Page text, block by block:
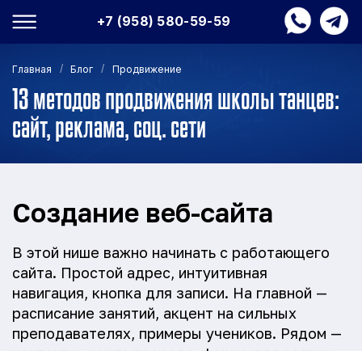
+7 (958) 580-59-59
Главная / Блог / Продвижение
13 методов продвижения школы танцев:
сайт, реклама, соц. сети
Создание веб-сайта
В этой нише важно начинать с работающего
сайта. Простой адрес, интуитивная
навигация, кнопка для записи. На главной —
расписание занятий, акцент на сильных
преподавателях, примеры учеников. Рядом —